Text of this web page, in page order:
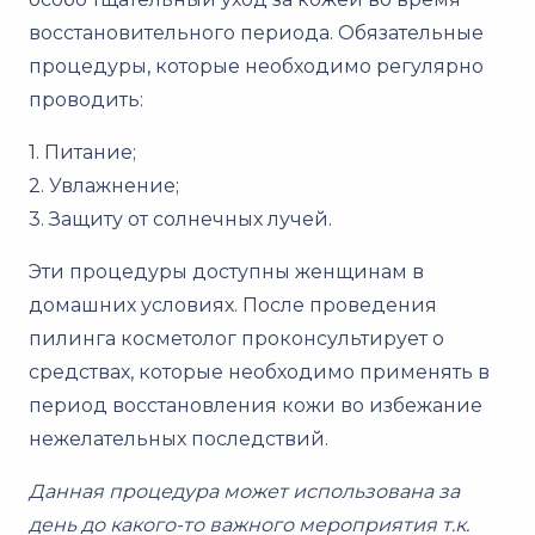
восстановительного периода. Обязательные
процедуры, которые необходимо регулярно
проводить:
1. Питание;
2. Увлажнение;
3. Защиту от солнечных лучей.
Эти процедуры доступны женщинам в
домашних условиях. После проведения
пилинга косметолог проконсультирует о
средствах, которые необходимо применять в
период восстановления кожи во избежание
нежелательных последствий.
Данная процедура может использована за
день до какого-то важного мероприятия т.к.